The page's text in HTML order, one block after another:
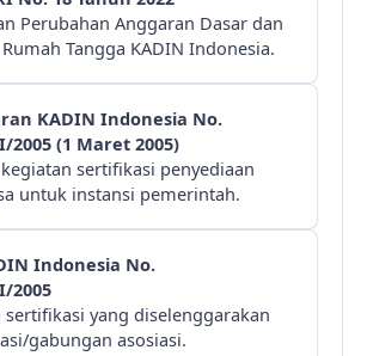
Perubahan Anggaran Dasar dan
Tangga KADIN Indonesia.
KADIN Indonesia No.
2005 (1 Maret 2005)
sertifikasi penyediaan
untuk instansi pemerintah.
Indonesia No.
2005
sertifikasi yang diselenggarakan
gabungan asosiasi.